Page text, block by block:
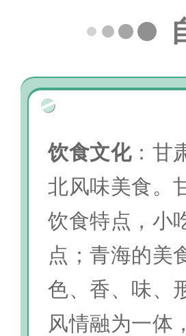
饮食文化：甘
北风味美食。
饮食特点，小
点；青海的美
色、香、味、
风情融为一体